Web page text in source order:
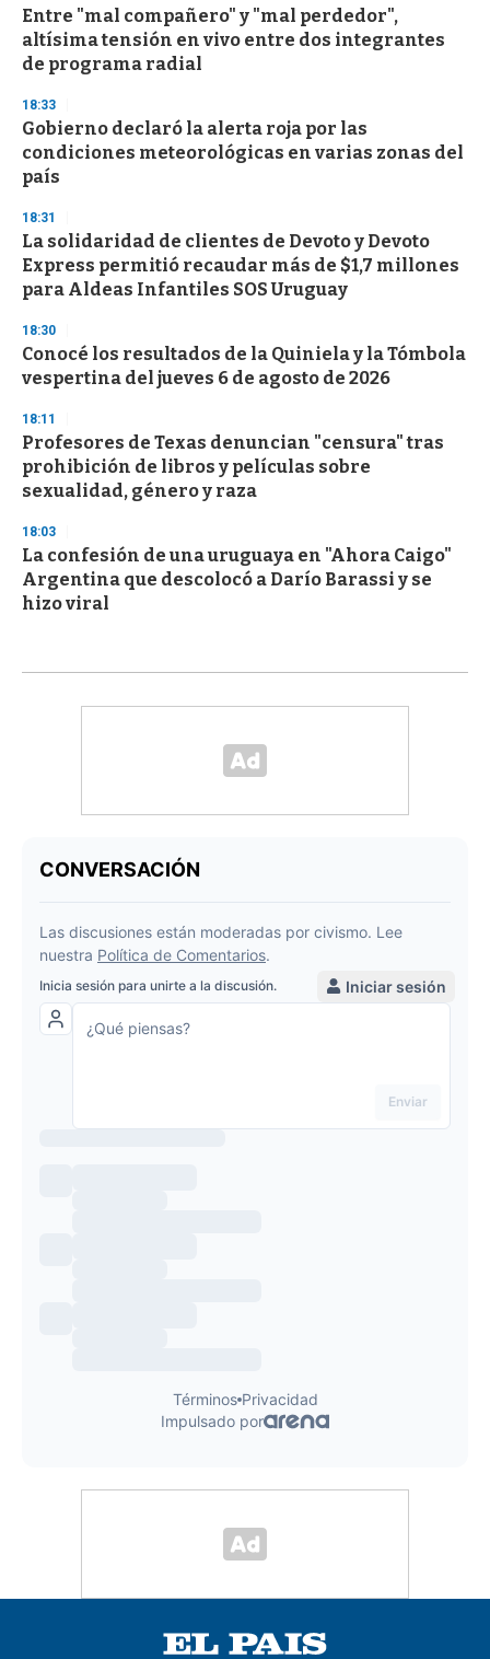
Entre "mal compañero" y "mal perdedor",
altísima tensión en vivo entre dos integrantes
de programa radial
18:33
Gobierno declaró la alerta roja por las
condiciones meteorológicas en varias zonas del
país
18:31
La solidaridad de clientes de Devoto y Devoto
Express permitió recaudar más de $1,7 millones
para Aldeas Infantiles SOS Uruguay
18:30
Conocé los resultados de la Quiniela y la Tómbola
vespertina del jueves 6 de agosto de 2026
18:11
Profesores de Texas denuncian "censura" tras
prohibición de libros y películas sobre
sexualidad, género y raza
18:03
La confesión de una uruguaya en "Ahora Caigo"
Argentina que descolocó a Darío Barassi y se
hizo viral